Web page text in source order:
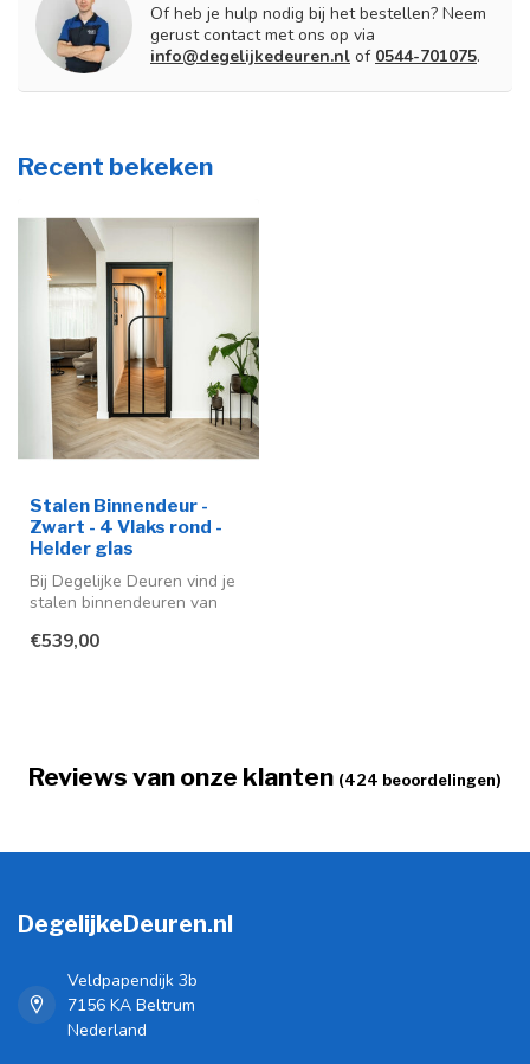
Of heb je hulp nodig bij het bestellen? Neem
gerust contact met ons op via
info@degelijkedeuren.nl of 0544-701075.
Recent bekeken
Stalen Binnendeur -
Zwart - 4 Vlaks rond -
Helder glas
Bij Degelijke Deuren vind je
stalen binnendeuren van
des...
€539,00
Reviews van onze klanten (424 beoordelingen)
DegelijkeDeuren.nl
Veldpapendijk 3b
7156 KA Beltrum
Nederland